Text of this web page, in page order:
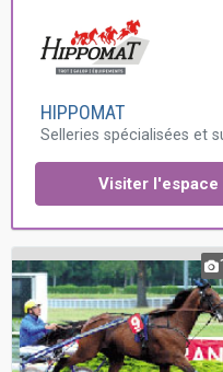
HIPPOMAT
Selleries spécialisées et
Visiter l'espace